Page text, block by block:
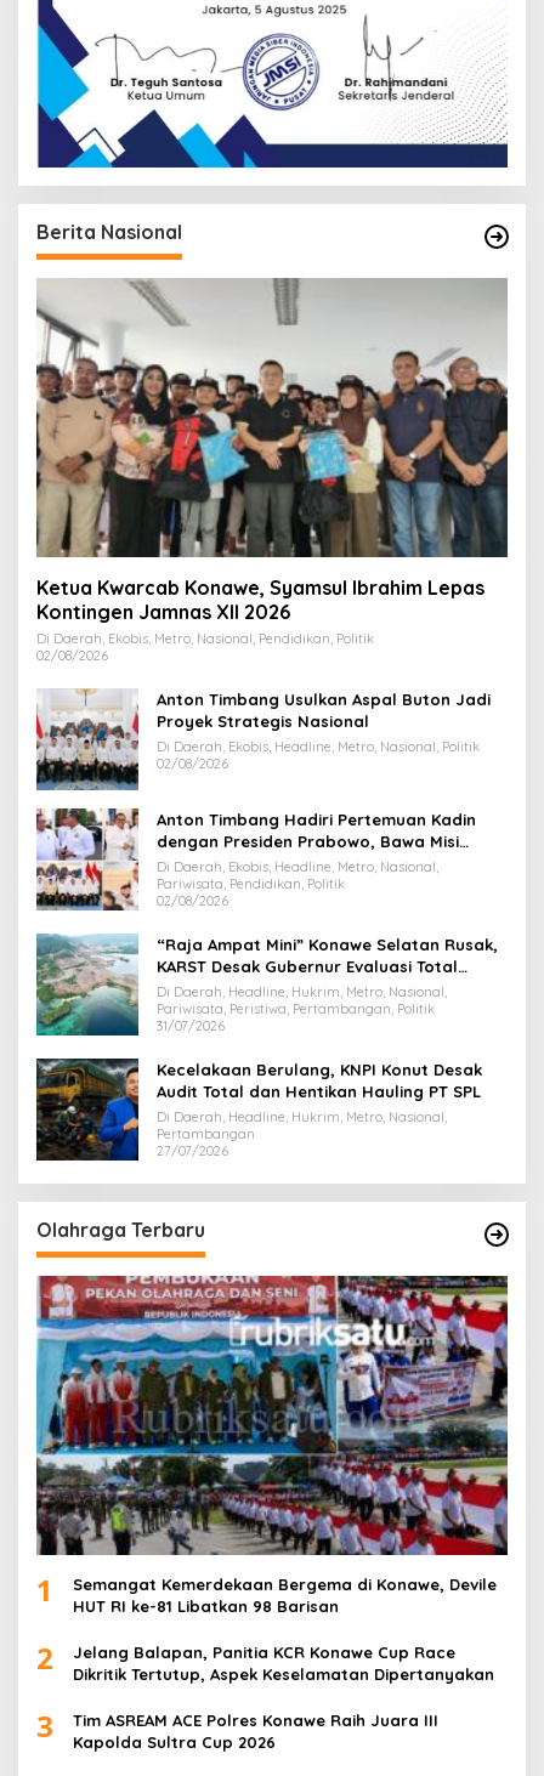
Berita Nasional
Ketua Kwarcab Konawe, Syamsul Ibrahim Lepas
Kontingen Jamnas XII 2026
Di Daerah, Ekobis, Metro, Nasional, Pendidikan, Politik
02/08/2026
Anton Timbang Usulkan Aspal Buton Jadi
Proyek Strategis Nasional
Di Daerah, Ekobis, Headline, Metro, Nasional, Politik
02/08/2026
Anton Timbang Hadiri Pertemuan Kadin
dengan Presiden Prabowo, Bawa Misi
Majukan Ekonomi Sultra
Di Daerah, Ekobis, Headline, Metro, Nasional,
Pariwisata, Pendidikan, Politik
02/08/2026
“Raja Ampat Mini” Konawe Selatan Rusak,
KARST Desak Gubernur Evaluasi Total
Dispar Sultra
Di Daerah, Headline, Hukrim, Metro, Nasional,
Pariwisata, Peristiwa, Pertambangan, Politik
31/07/2026
Kecelakaan Berulang, KNPI Konut Desak
Audit Total dan Hentikan Hauling PT SPL
Di Daerah, Headline, Hukrim, Metro, Nasional,
Pertambangan
27/07/2026
Olahraga Terbaru
1
Semangat Kemerdekaan Bergema di Konawe, Devile
HUT RI ke-81 Libatkan 98 Barisan
2
Jelang Balapan, Panitia KCR Konawe Cup Race
Dikritik Tertutup, Aspek Keselamatan Dipertanyakan
3
Tim ASREAM ACE Polres Konawe Raih Juara III
Kapolda Sultra Cup 2026